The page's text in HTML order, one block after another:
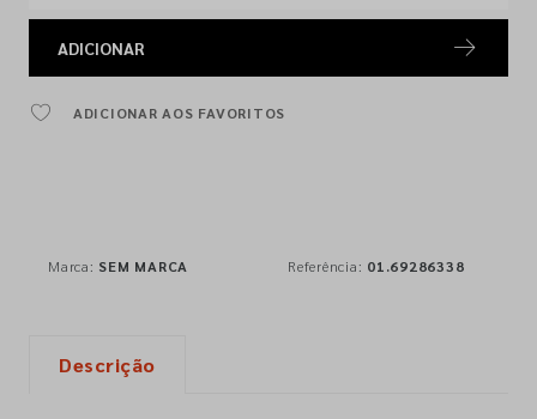
ADICIONAR
ADICIONAR AOS FAVORITOS
Marca: SEM MARCA Referência: 01.69286338
Descrição